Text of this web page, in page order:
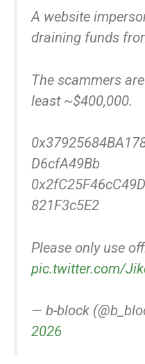
A website
draining funds
The scammers
least ~$400,000.
D6cfA49Bb
821F3c5E2
Please only use
pic.twitter.com/
— b-block
2026